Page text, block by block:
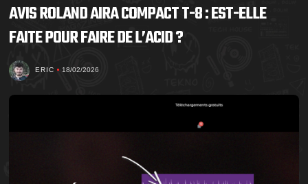
AVIS ROLAND AIRA COMPACT T-8 : EST-ELLE
FAITE POUR FAIRE DE L’ACID ?
ERIC 18/02/2026